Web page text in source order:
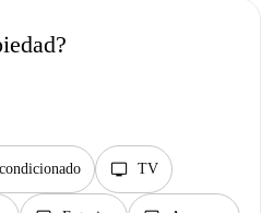
tv TV